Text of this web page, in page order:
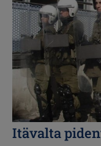
Itävalta